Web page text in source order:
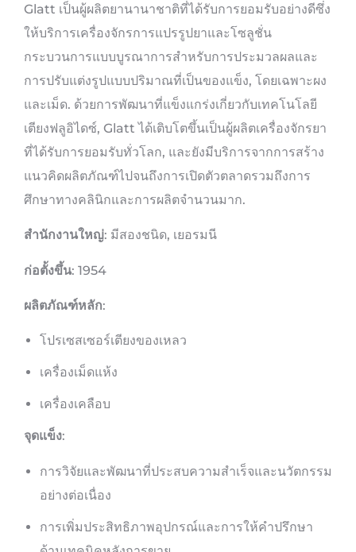
Glatt เป็นผู้ผลิตยานานาชาติที่ได้รับการยอมรับอย่างดีซึ่ง
ให้บริการเครื่องจักรการแปรรูปยาและโซลูชั่น
กระบวนการแบบบูรณาการสำหรับการประมวลผลและ
การปรับแต่งรูปแบบปริมาณที่เป็นของแข็ง, โดยเฉพาะผง
และเม็ด. ด้วยการพัฒนาที่แข็งแกร่งเกี่ยวกับเทคโนโลยี
เตียงฟลูอิไดซ์, Glatt ได้เติบโตขึ้นเป็นผู้ผลิตเครื่องจักรยา
ที่ได้รับการยอมรับทั่วโลก, และยังมีบริการจากการสร้าง
แนวคิดผลิตภัณฑ์ไปจนถึงการเปิดตัวตลาดรวมถึงการ
ศึกษาทางคลินิกและการผลิตจำนวนมาก.
สำนักงานใหญ่: มีสองชนิด, เยอรมนี
ก่อตั้งขึ้น: 1954
ผลิตภัณฑ์หลัก:
โปรเซสเซอร์เตียงของเหลว
เครื่องเม็ดแห้ง
เครื่องเคลือบ
จุดแข็ง:
การวิจัยและพัฒนาที่ประสบความสำเร็จและนวัตกรรม
อย่างต่อเนื่อง
การเพิ่มประสิทธิภาพอุปกรณ์และการให้คำปรึกษา